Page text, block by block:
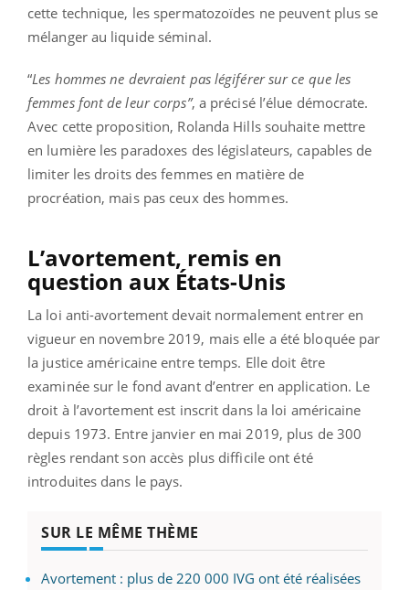
cette technique, les spermatozoïdes ne peuvent plus se
mélanger au liquide séminal.
“Les hommes ne devraient pas légiférer sur ce que les
femmes font de leur corps”, a précisé l’élue démocrate.
Avec cette proposition, Rolanda Hills souhaite mettre
en lumière les paradoxes des législateurs, capables de
limiter les droits des femmes en matière de
procréation, mais pas ceux des hommes.
L’avortement, remis en
question aux États-Unis
La loi anti-avortement devait normalement entrer en
vigueur en novembre 2019, mais elle a été bloquée par
la justice américaine entre temps. Elle doit être
examinée sur le fond avant d’entrer en application. Le
droit à l’avortement est inscrit dans la loi américaine
depuis 1973. Entre janvier en mai 2019, plus de 300
règles rendant son accès plus difficile ont été
introduites dans le pays.
SUR LE MÊME THÈME
Avortement : plus de 220 000 IVG ont été réalisées